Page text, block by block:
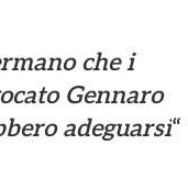
che i
Gennaro
adeguarsi“